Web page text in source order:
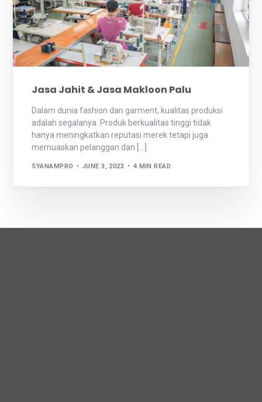
Jasa Jahit & Jasa Makloon Palu
Dalam dunia fashion dan garment, kualitas produksi
adalah segalanya. Produk berkualitas tinggi tidak
hanya meningkatkan reputasi merek tetapi juga
memuaskan pelanggan dan […]
SYANAMPRO JUNE 3, 2023 4 MIN READ